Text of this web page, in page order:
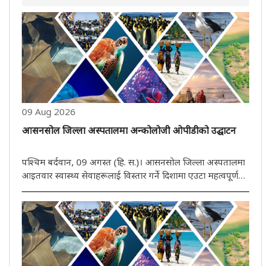
09 Aug 2026
आसनसोल जिल्ला अस्पतालमा अन्कोलोजी ओपीडीको उद्घाटन
पश्चिम बर्दवान, 09 अगस्त (हि. स.)। आसनसोल जिल्ला अस्पतालमा
आइतवार स्वास्थ्य सेवाहरूलाई विस्तार गर्ने दिशामा एउटा महत्वपूर्ण
कदम उठाउँदै अन्कोलोजी ओपीडीको उद्घाटन गरियो। राज्यकी मन्त्री
अग्निमित्रा पालले रिबन काटेर नयाँ अन्कोलोजी विभागमा ओपीडीको ..